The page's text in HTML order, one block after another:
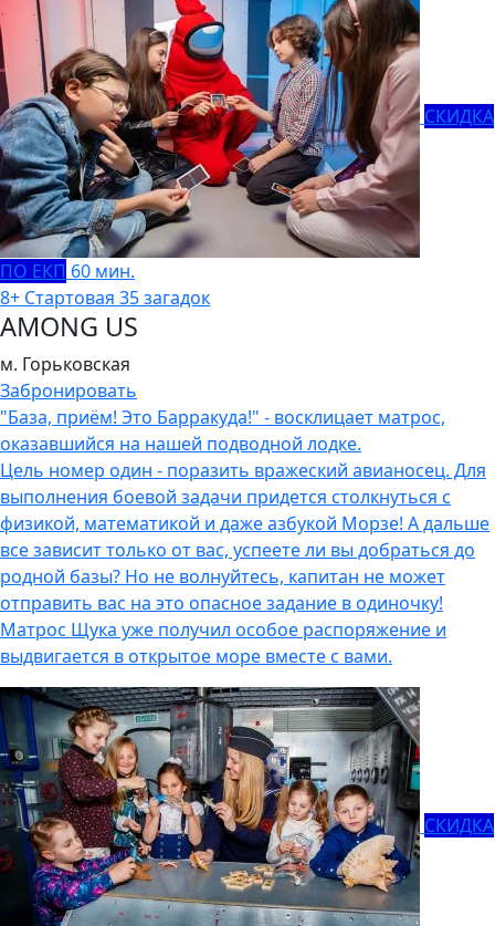
СКИДКА
ПО ЕКП 60 мин.
8+ Стартовая 35 загадок
AMONG US
м. Горьковская
Забронировать
"База, приём! Это Барракуда!" - восклицает матрос,
оказавшийся на нашей подводной лодке.
Цель номер один - поразить вражеский авианосец. Для
выполнения боевой задачи придется столкнуться с
физикой, математикой и даже азбукой Морзе! А дальше
все зависит только от вас, успеете ли вы добраться до
родной базы? Но не волнуйтесь, капитан не может
отправить вас на это опасное задание в одиночку!
Матрос Щука уже получил особое распоряжение и
выдвигается в открытое море вместе с вами.
СКИДКА